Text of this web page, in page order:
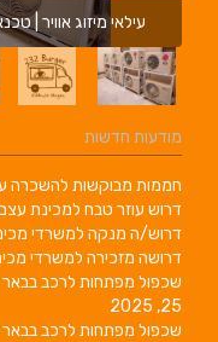
עילאי מיזוג אוויר |
מודעות חדשות
חממות מבוקשות להשכרה
דרוש עוזר טבח למכינת
דרוש/ה מנקה למשרדי
דרושה מזכירה למשרדי
שכפול מפתחות לרכב בבאר
25, 2025
שכפול מפתחות לרכב